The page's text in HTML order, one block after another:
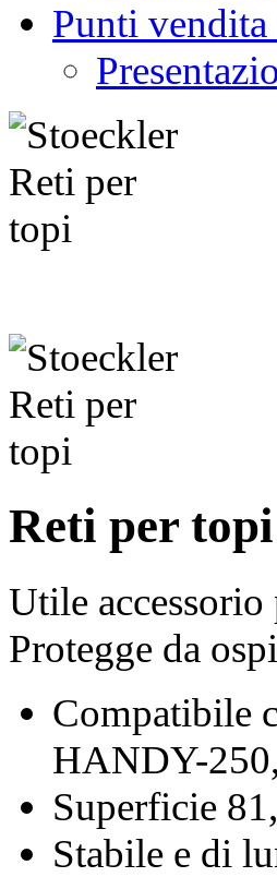
Punti vendita
Reti per topi
Utile
Protegge da
Compatibile
HANDY-
Superficie
Stabile e di